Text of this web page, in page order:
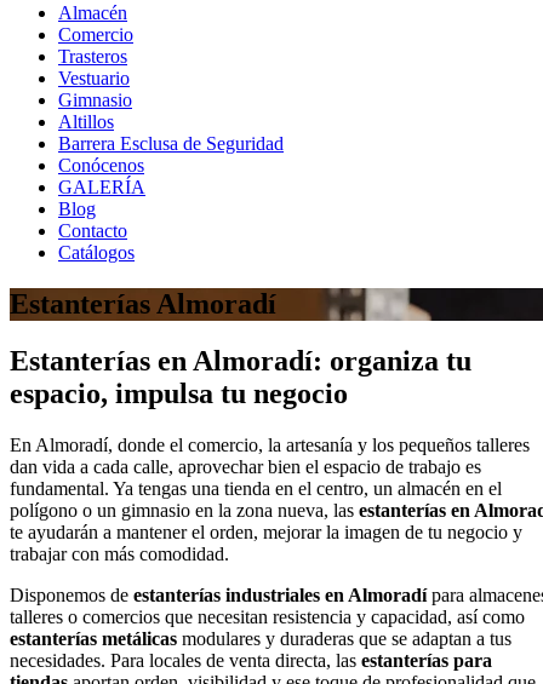
Almacén
Comercio
Trasteros
Vestuario
Gimnasio
Altillos
Barrera Esclusa de Seguridad
Conócenos
GALERÍA
Blog
Contacto
Catálogos
Estanterías Almoradí
Estanterías en Almoradí: organiza tu
espacio, impulsa tu negocio
En Almoradí, donde el comercio, la artesanía y los pequeños talleres
dan vida a cada calle, aprovechar bien el espacio de trabajo es
fundamental. Ya tengas una tienda en el centro, un almacén en el
polígono o un gimnasio en la zona nueva, las estanterías en
te ayudarán a mantener el orden, mejorar la imagen de tu negocio y
trabajar con más comodidad.
Disponemos de estanterías industriales en Almoradípara
talleres o comercios que necesitan resistencia y capacidad, así como
estanterías metálicas modulares y duraderas que se adaptan a tus
necesidades. Para locales de venta directa, las estanterías para